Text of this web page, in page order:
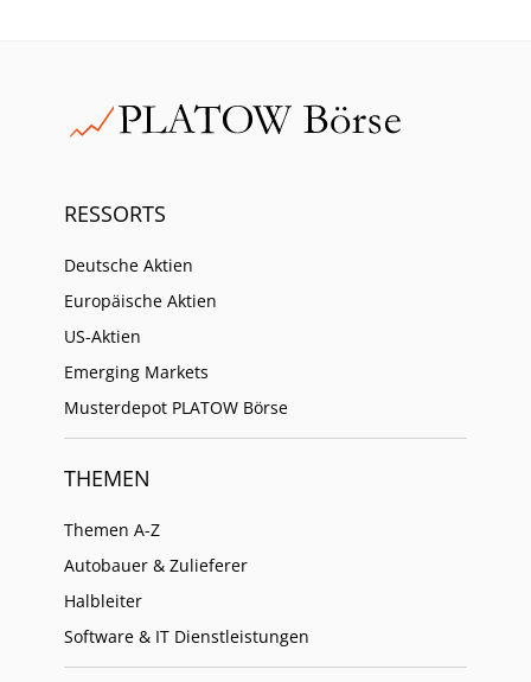
RESSORTS
Deutsche Aktien
Europäische Aktien
US-Aktien
Emerging Markets
Musterdepot PLATOW Börse
THEMEN
Themen A-Z
Autobauer & Zulieferer
Halbleiter
Software & IT Dienstleistungen